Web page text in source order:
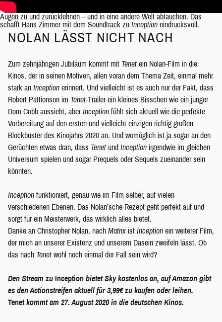
Augen zu und zurücklehnen – und in eine andere Welt abtauchen. Das
schafft Hans Zimmer mit dem Soundtrack zu Inception eindrucksvoll.
NOLAN LÄSST NICHT NACH
Zum zehnjährigen Jubiläum kommt mit Tenet ein Nolan-Film in die
Kinos, der in seinen Motiven, allen voran dem Thema Zeit, einmal mehr
stark an Inception erinnert. Und vielleicht ist es auch nur der Fakt, dass
Robert Pattionson im Tenet-Trailer ein kleines Bisschen wie ein junger
Dom Cobb aussieht, aberInception fühlt sich aktuell wie die perfekte
Vorbereitung auf den ersten und vielleicht einzigen richtig großen
Blockbuster des Kinojahrs 2020 an. Und womöglich ist ja sogar an den
Gerüchten etwas dran, dass Tenet und Inception irgendwie im gleichen
Universum spielen und sogar Prequels oder Sequels zueinander sein
könnten.
Inception funktioniert, genau wie im Film selber, auf vielen
verschiedenen Ebenen. Das Nolan’sche Rezept geht perfekt auf und
sorgt für ein Meisterwerk, das wirklich alles bietet.
Danke an Christopher Nolan, nach Matrix ist Inception ein weiterer Film,
der mich an unserer Existenz und unserem Dasein zweifeln lässt. Ob
das nach Tenet wohl noch einmal der Fall sein wird?
Den Stream zu Inception bietet Sky kostenlos an, auf Amazon gibt
es den Actionstreifen aktuell für 3,99€ zu kaufen oder leihen.
Tenetkommt am 27. August 2020 in die deutschen Kinos.